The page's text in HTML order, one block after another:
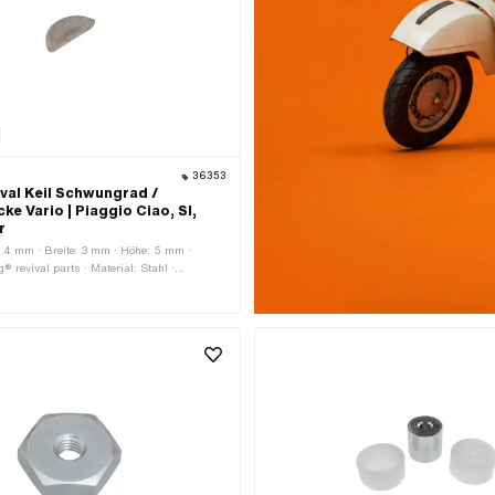
36353
Keil Schwungrad /
Vario | Piaggio Ciao, SI,
mm · Breite: 3 mm · Höhe: 5 mm ·
revival parts · Material: Stahl ·
· Piaggio OEM-Nr.: 000267